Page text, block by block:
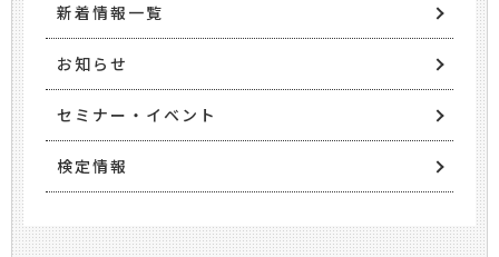
新着情報一覧
お知らせ
セミナー・イベント
検定情報